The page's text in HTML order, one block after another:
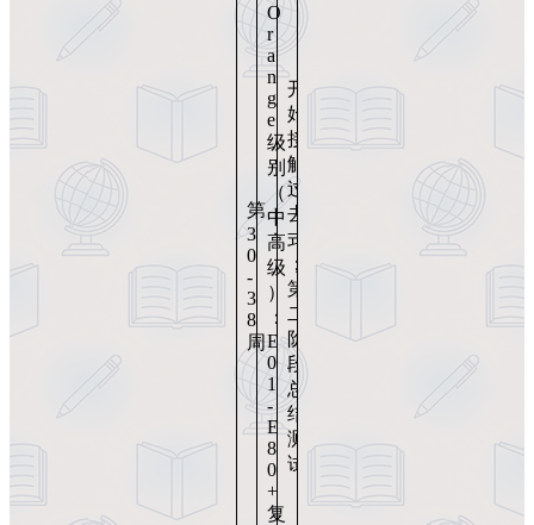
第
3
0
-
3
8
周
O
r
a
n
g
e
级
别
（
中
高
级
）
：
E
0
1
-
E
8
0
+
复
开
始
接
触
过
去
式
；
第
二
阶
段
总
结
测
试